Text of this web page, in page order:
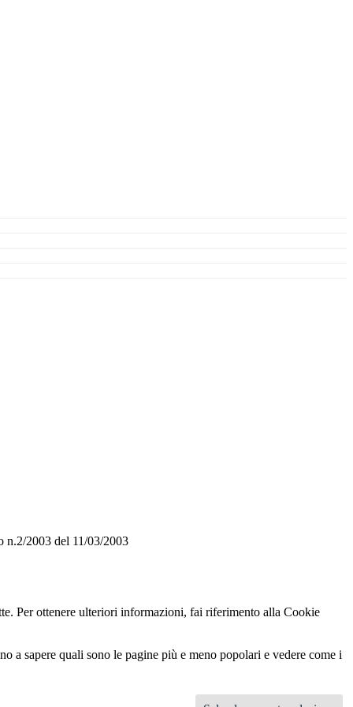
2003 del 11/03/2003
Per ottenere ulteriori informazioni, fai riferimento alla Cookie
a sapere quali sono le pagine più e meno popolari e vedere come i